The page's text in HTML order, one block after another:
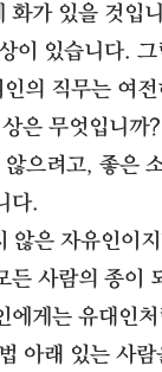
화가 있을 것입
이 있습니다.
의 직무는 여전
은 무엇입니까
으려고, 좋은
다.
않은 자유인이
든 사람의 종이
에게는 유대인
아래 있는 사